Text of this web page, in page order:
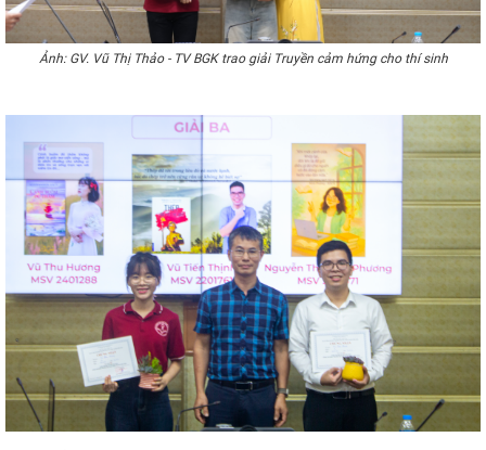
Ảnh: GV. Vũ Thị Thảo - TV BGK trao giải Truyền cảm hứng cho thí sinh